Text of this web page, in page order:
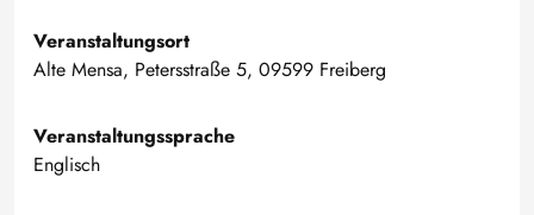
Veranstaltungsort
Alte Mensa, Petersstraße 5, 09599 Freiberg
Veranstaltungssprache
Englisch